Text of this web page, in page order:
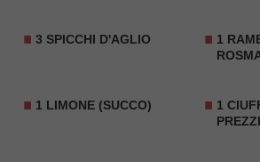
3 SPICCHI D'AGLIO
1
1 LIMONE (SUCCO)
1